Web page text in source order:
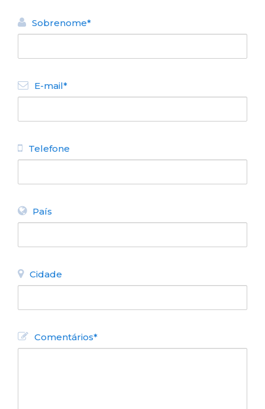
1131888092
Sobrenome*
E-mail*
Telefone
País
Cidade
Comentários*